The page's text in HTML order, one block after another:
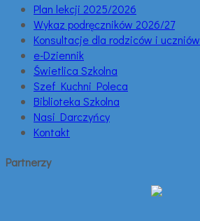
Plan lekcji 2025/2026
Wykaz podręczników 2026/27
Konsultacje dla rodziców i uczniów
e-Dziennik
Świetlica Szkolna
Szef Kuchni Poleca
Biblioteka Szkolna
Nasi Darczyńcy
Kontakt
Partnerzy